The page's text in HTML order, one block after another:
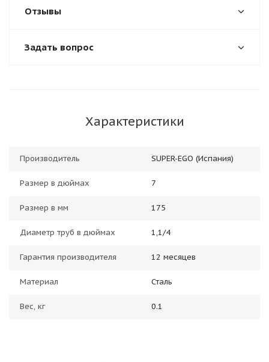
Отзывы
Задать вопрос
Характеристики
Производитель SUPER-EGO (Испания)
Размер в дюймах 7
Размер в мм 175
Диаметр труб в дюймах 1,1/4
Гарантия производителя 12 месяцев
Материал Сталь
Вес, кг 0.1